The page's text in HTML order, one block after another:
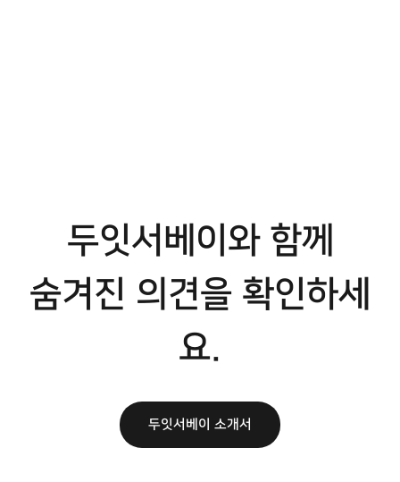
두잇서베이와 함께
숨겨진 의견을 확인하세
요.
두잇서베이 소개서